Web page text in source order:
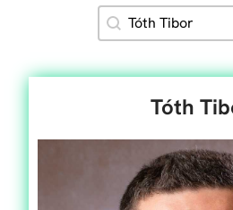
Szűrő - Szerzői
Search content
Tóth